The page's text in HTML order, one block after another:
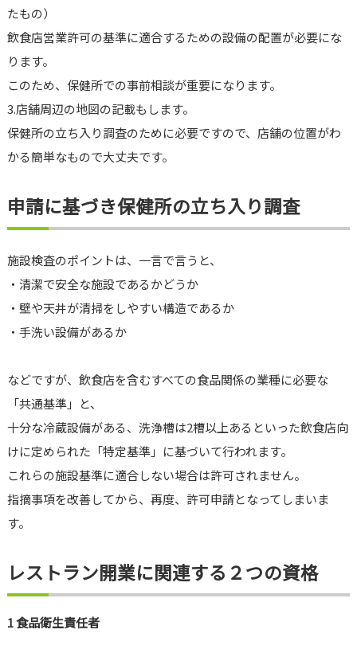
たもの）
飲食店営業許可の基準に適合するための設備の配置が必要にな
ります。
このため、保健所での事前相談が重要になります。
3.店舗周辺の地図の記載もします。
保健所の立ち入り調査のために必要ですので、店舗の位置がわ
かる簡単なもので大丈夫です。
申請に基づき保健所の立ち入り調査
施設検査のポイントは、一言で言うと、
・清潔で安全な施設であるかどうか
・壁や天井が清掃をしやすい構造であるか
・手洗い設備があるか
などですが、飲食店を含むすべての食品関係の業種に必要な
「共通基準」と、
十分な冷蔵設備がある、洗浄槽は2槽以上あるといった飲食店向
けに定められた「特定基準」に基づいて行われます。
これらの施設基準に適合しない場合は許可されません。
指摘事項を改善してから、再度、許可申請となってしまいま
す。
レストラン開業に関連する２つの資格
1 食品衛生責任者